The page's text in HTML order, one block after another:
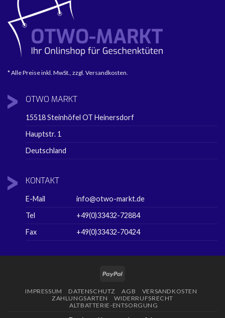
* Alle Preise inkl. MwSt., zzgl. Versandkosten.
OTWO MARKT
15518 Steinhöfel OT Heinersdorf
Hauptstr. 1
Deutschland
KONTAKT
E-Mail
info@otwo-markt.de
Tel
+49(0)33432-72884
Fax
+49(0)33432-70424
PayPal
IMPRESSUM DATENSCHUTZ AGB
VERSANDKOSTEN
ZAHLUNGSARTEN
WIDERRUFSRECHT
ALTBATTERIE-ENTSORGUNG